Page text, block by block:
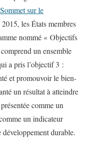
Sommet sur le
les États membres
nommé « Objectifs
un ensemble
a pris l’objectif 3 :
et promouvoir le bien-
un résultat à atteindre
comme un
un indicateur
durable.